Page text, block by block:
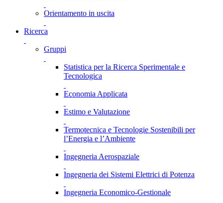
Orientamento in uscita
Ricerca
Gruppi
Statistica per la Ricerca Sperimentale e
Tecnologica
Economia Applicata
Estimo e Valutazione
Termotecnica e Tecnologie Sostenibili per
l’Energia e l’Ambiente
Ingegneria Aerospaziale
Ingegneria dei Sistemi Elettrici di Potenza
Ingegneria Economico-Gestionale